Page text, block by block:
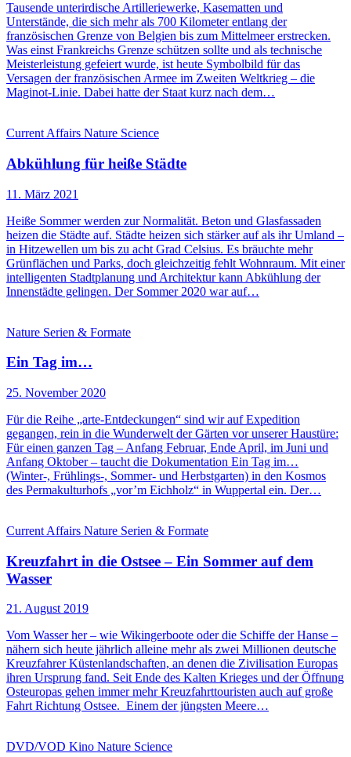
Tausende unterirdische Artilleriewerke, Kasematten und
Unterstände, die sich mehr als 700 Kilometer entlang der
französischen Grenze von Belgien bis zum Mittelmeer erstrecken.
Was einst Frankreichs Grenze schützen sollte und als technische
Meisterleistung gefeiert wurde, ist heute Symbolbild für das
Versagen der französischen Armee im Zweiten Weltkrieg – die
Maginot-Linie. Dabei hatte der Staat kurz nach dem…
Current Affairs Nature Science
Abkühlung für heiße Städte
11. März 2021
Heiße Sommer werden zur Normalität. Beton und Glasfassaden
heizen die Städte auf. Städte heizen sich stärker auf als ihr Umland –
in Hitzewellen um bis zu acht Grad Celsius. Es bräuchte mehr
Grünflächen und Parks, doch gleichzeitig fehlt Wohnraum. Mit einer
intelligenten Stadtplanung und Architektur kann Abkühlung der
Innenstädte gelingen. Der Sommer 2020 war auf…
Nature Serien & Formate
Ein Tag im…
25. November 2020
Für die Reihe „arte-Entdeckungen“ sind wir auf Expedition
gegangen, rein in die Wunderwelt der Gärten vor unserer Haustüre:
Für einen ganzen Tag – Anfang Februar, Ende April, im Juni und
Anfang Oktober – taucht die Dokumentation Ein Tag im…
(Winter-, Frühlings-, Sommer- und Herbstgarten) in den Kosmos
des Permakulturhofs „vor’m Eichholz“ in Wuppertal ein. Der…
Current Affairs Nature Serien & Formate
Kreuzfahrt in die Ostsee – Ein Sommer auf dem
Wasser
21. August 2019
Vom Wasser her – wie Wikingerboote oder die Schiffe der Hanse –
nähern sich heute jährlich alleine mehr als zwei Millionen deutsche
Kreuzfahrer Küstenlandschaften, an denen die Zivilisation Europas
ihren Ursprung fand. Seit Ende des Kalten Krieges und der Öffnung
Osteuropas gehen immer mehr Kreuzfahrttouristen auch auf große
Fahrt Richtung Ostsee. Einem der jüngsten Meere…
DVD/VOD Kino Nature Science